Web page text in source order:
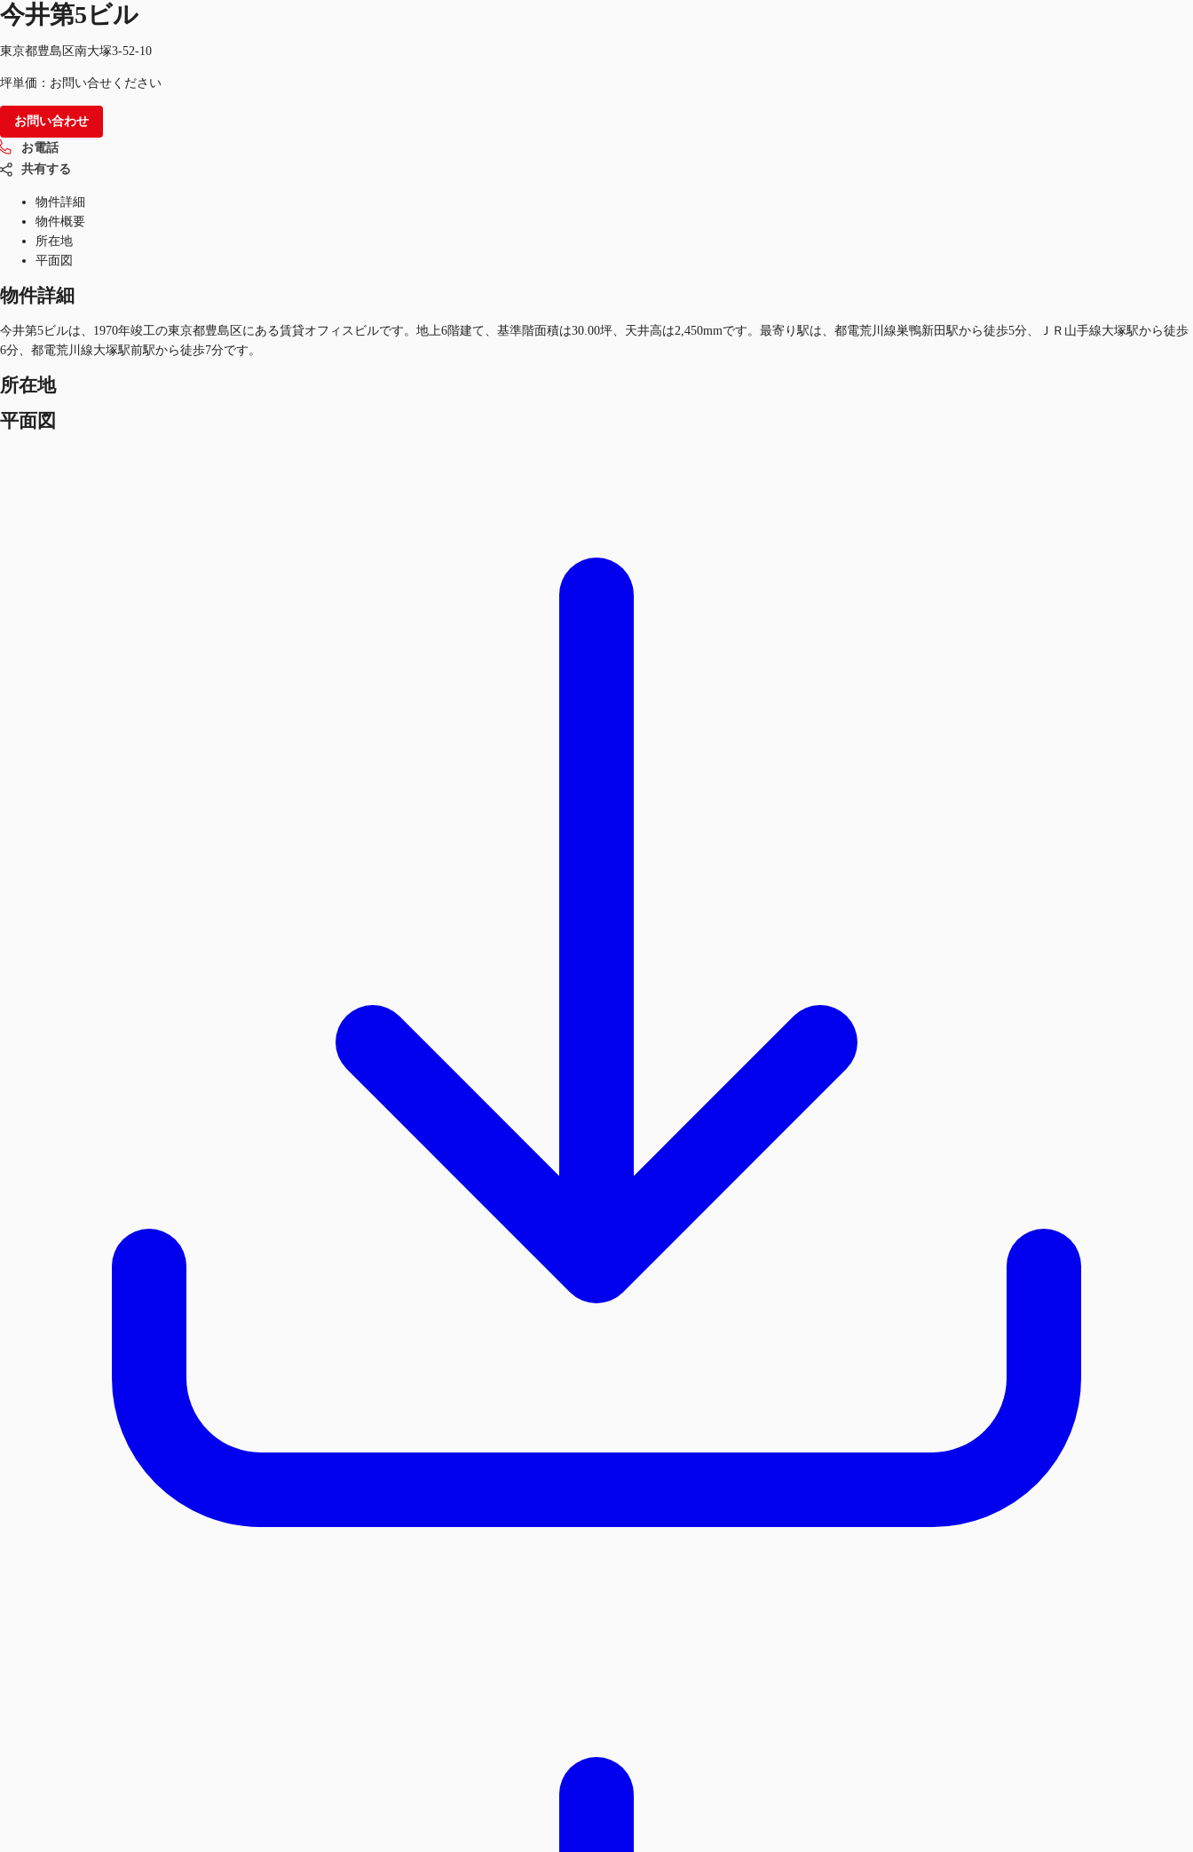
今井第5ビル
東京都豊島区南大塚3-52-10
坪単価：お問い合せください
お問い合わせ
お電話
共有する
物件詳細
物件概要
所在地
平面図
物件詳細
今井第5ビルは、1970年竣工の東京都豊島区にある賃貸オフィスビルです。地上6階建て、基準階面積は30.00坪、天井高は2,450mmです。最寄り駅は、都電荒川線巣鴨新田駅から徒歩5分、ＪＲ山手線大塚駅から徒歩
6分、都電荒川線大塚駅前駅から徒歩7分です。
所在地
平面図